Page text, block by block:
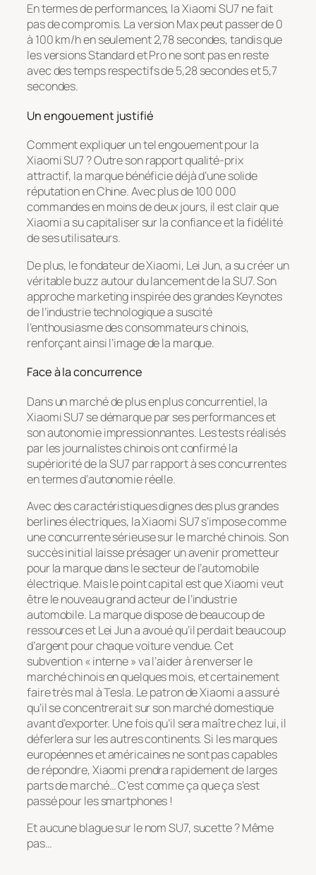
En termes de performances, la Xiaomi SU7 ne fait
pas de compromis. La version Max peut passer de 0
à 100 km/h en seulement 2,78 secondes, tandis que
les versions Standard et Pro ne sont pas en reste
avec des temps respectifs de 5,28 secondes et 5,7
secondes.
Un engouement justifié
Comment expliquer un tel engouement pour la
Xiaomi SU7 ? Outre son rapport qualité-prix
attractif, la marque bénéficie déjà d’une solide
réputation en Chine. Avec plus de 100 000
commandes en moins de deux jours, il est clair que
Xiaomi a su capitaliser sur la confiance et la fidélité
de ses utilisateurs.
De plus, le fondateur de Xiaomi, Lei Jun, a su créer un
véritable buzz autour du lancement de la SU7. Son
approche marketing inspirée des grandes Keynotes
de l’industrie technologique a suscité
l’enthousiasme des consommateurs chinois,
renforçant ainsi l’image de la marque.
Face à la concurrence
Dans un marché de plus en plus concurrentiel, la
Xiaomi SU7 se démarque par ses performances et
son autonomie impressionnantes. Les tests réalisés
par les journalistes chinois ont confirmé la
supériorité de la SU7 par rapport à ses concurrentes
en termes d’autonomie réelle.
Avec des caractéristiques dignes des plus grandes
berlines électriques, la Xiaomi SU7 s’impose comme
une concurrente sérieuse sur le marché chinois. Son
succès initial laisse présager un avenir prometteur
pour la marque dans le secteur de l’automobile
électrique. Mais le point capital est que Xiaomi veut
être le nouveau grand acteur de l’industrie
automobile. La marque dispose de beaucoup de
ressources et Lei Jun a avoué qu’il perdait beaucoup
d’argent pour chaque voiture vendue. Cet
subvention « interne » va l’aider à renverser le
marché chinois en quelques mois, et certainement
faire très mal à Tesla. Le patron de Xiaomi a assuré
qu’il se concentrerait sur son marché domestique
avant d’exporter. Une fois qu’il sera maître chez lui, il
déferlera sur les autres continents. Si les marques
européennes et américaines ne sont pas capables
de répondre, Xiaomi prendra rapidement de larges
parts de marché… C’est comme ça que ça s’est
passé pour les smartphones !
Et aucune blague sur le nom SU7, sucette ? Même
pas…